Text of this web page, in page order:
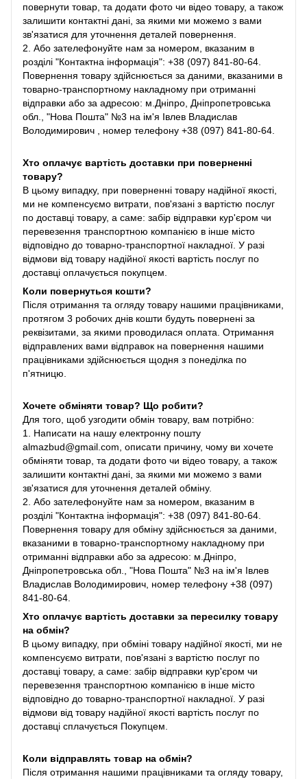
повернути товар, та додати фото чи відео товару, а також
залишити контактні дані, за якими ми можемо з вами
зв'язатися для уточнення деталей повернення.
2. Або зателефонуйте нам за номером, вказаним в
розділі "Контактна інформація": +38 (097) 841-80-64.
Повернення товару здійснюється за даними, вказаними в
товарно-транспортному накладному при отриманні
відправки або за адресою: м.Дніпро, Дніпропетровська
обл., "Нова Пошта" №3 на ім'я Івлев Владислав
Володимирович , номер телефону +38 (097) 841-80-64.
Хто оплачує вартість доставки при поверненні
товару?
В цьому випадку, при поверненні товару надійної якості,
ми не компенсуємо витрати, пов'язані з вартістю послуг
по доставці товару, а саме: забір відправки кур'єром чи
перевезення транспортною компанією в інше місто
відповідно до товарно-транспортної накладної. У разі
відмови від товару надійної якості вартість послуг по
доставці оплачується покупцем.
Коли повернуться кошти?
Після отримання та огляду товару нашими працівниками,
протягом 3 робочих днів кошти будуть повернені за
реквізитами, за якими проводилася оплата. Отримання
відправлених вами відправок на повернення нашими
працівниками здійснюється щодня з понеділка по
п'ятницю.
Хочете обміняти товар? Що робити?
Для того, щоб узгодити обмін товару, вам потрібно:
1. Написати на нашу електронну пошту
almazbud@gmail.com, описати причину, чому ви хочете
обміняти товар, та додати фото чи відео товару, а також
залишити контактні дані, за якими ми можемо з вами
зв'язатися для уточнення деталей обміну.
2. Або зателефонуйте нам за номером, вказаним в
розділі "Контактна інформація": +38 (097) 841-80-64.
Повернення товару для обміну здійснюється за даними,
вказаними в товарно-транспортному накладному при
отриманні відправки або за адресою: м.Дніпро,
Дніпропетровська обл., "Нова Пошта" №3 на ім'я Івлев
Владислав Володимирович, номер телефону +38 (097)
841-80-64.
Хто оплачує вартість доставки за пересилку товару
на обмін?
В цьому випадку, при обміні товару надійної якості, ми не
компенсуємо витрати, пов'язані з вартістю послуг по
доставці товару, а саме: забір відправки кур'єром чи
перевезення транспортною компанією в інше місто
відповідно до товарно-транспортної накладної. У разі
відмови від товару надійної якості вартість послуг по
доставці сплачується Покупцем.
Коли відправлять товар на обмін?
Після отримання нашими працівниками та огляду товару,